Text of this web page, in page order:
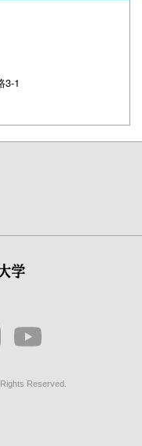
3-1
Reserved.